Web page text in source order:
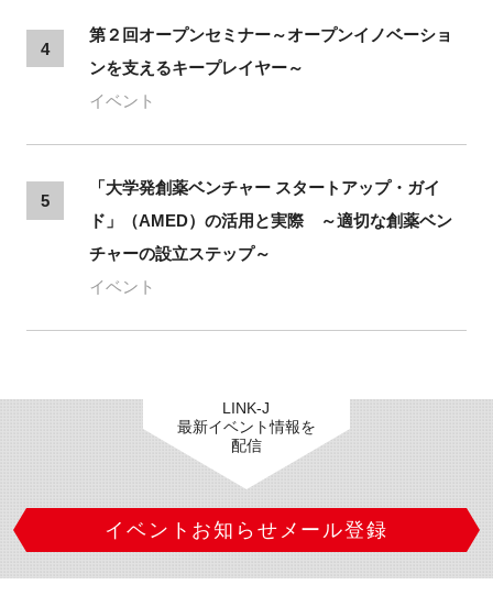
4
第２回オープンセミナー～オープンイノベーショ
ンを支えるキープレイヤー～
イベント
5
「大学発創薬ベンチャー スタートアップ・ガイ
ド」（AMED）の活用と実際 ～適切な創薬ベン
チャーの設立ステップ～
イベント
LINK-J
最新イベント情報を
配信
イベントお知らせメール登録